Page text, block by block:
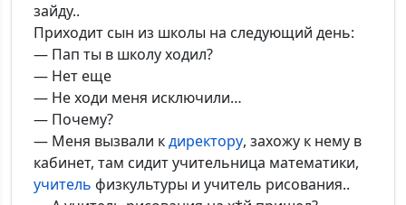
зайду..
Приходит сын из школы на следующий день:
— Пап ты в школу ходил?
— Нет еще
— Не ходи меня исключили…
— Почему?
— Меня вызвали кдиректору, захожу к нему в
кабинет, там сидит учительница математики,
учитель физкультуры и учитель рисования..